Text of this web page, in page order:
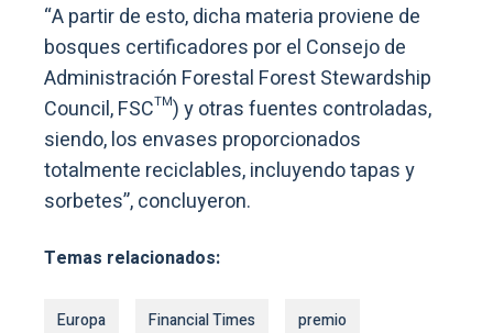
“A partir de esto, dicha materia proviene de
bosques certificadores por el Consejo de
Administración Forestal Forest Stewardship
Council, FSC™) y otras fuentes controladas,
siendo, los envases proporcionados
totalmente reciclables, incluyendo tapas y
sorbetes”, concluyeron.
Temas relacionados:
Europa Financial Times premio